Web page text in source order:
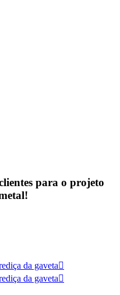
para o projeto
da gaveta
da gaveta